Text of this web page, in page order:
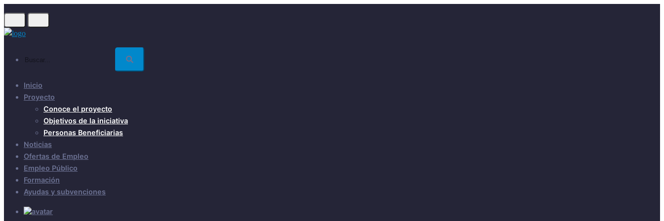
main
Inicio
Proyecto
Conoce el proyecto
Objetivos de la iniciativa
Personas Beneficiarias
Noticias
Ofertas de Empleo
Empleo Público
Formación
Ayudas y subvenciones